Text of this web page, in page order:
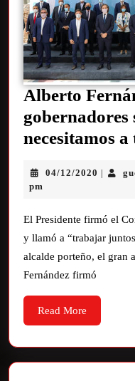
Alberto
necesitamos a
04/12/2020
pm
El Presidente firmó el
y llamó a “trabajar
alcalde porteño, el gran
Fernández firmó
Read More